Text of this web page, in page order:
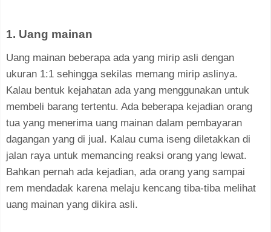
1. Uang mainan
Uang mainan beberapa ada yang mirip asli dengan
ukuran 1:1 sehingga sekilas memang mirip aslinya.
Kalau bentuk kejahatan ada yang menggunakan untuk
membeli barang tertentu. Ada beberapa kejadian orang
tua yang menerima uang mainan dalam pembayaran
dagangan yang di jual. Kalau cuma iseng diletakkan di
jalan raya untuk memancing reaksi orang yang lewat.
Bahkan pernah ada kejadian, ada orang yang sampai
rem mendadak karena melaju kencang tiba-tiba melihat
uang mainan yang dikira asli.